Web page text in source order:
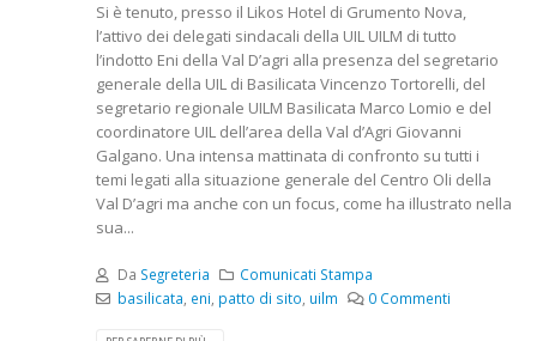
Si è tenuto, presso il Likos Hotel di Grumento Nova,
l’attivo dei delegati sindacali della UIL UILM di tutto
l’indotto Eni della Val D’agri alla presenza del segretario
generale della UIL di Basilicata Vincenzo Tortorelli, del
segretario regionale UILM Basilicata Marco Lomio e del
coordinatore UIL dell’area della Val d’Agri Giovanni
Galgano. Una intensa mattinata di confronto su tutti i
temi legati alla situazione generale del Centro Oli della
Val D’agri ma anche con un focus, come ha illustrato nella
sua...
Da Segreteria
Comunicati Stampa
basilicata eni patto di sito uilm 0 Commenti